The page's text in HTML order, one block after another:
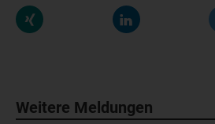
Weitere Meldungen